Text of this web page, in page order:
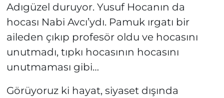
Adıgüzel duruyor. Yusuf Hocanın da
hocası Nabi Avcı’ydı. Pamuk ırgatı bir
aileden çıkıp profesör oldu ve hocasını
unutmadı, tıpkı hocasının hocasını
unutmaması gibi…
Görüyoruz ki hayat, siyaset dışında